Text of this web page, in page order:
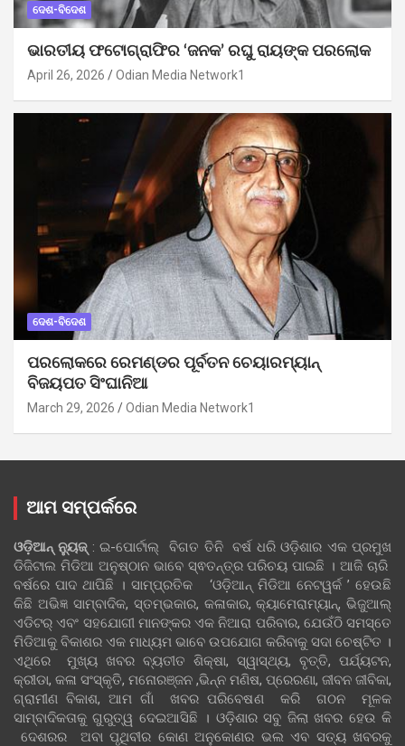
ଦେଶ-ବିଦେଶ
ଭାରତୀୟ ଫଟୋଗ୍ରାଫିର ‘ଜନକ’ ରଘୁ ରାୟଙ୍କ ପରଲୋକ
April 26, 2026 Odian Media Network1
ଦେଶ-ବିଦେଶ
ପରଲୋକରେ ରେମଣ୍ଡର ପୂର୍ବତନ ଚେୟାରମ୍ୟାନ୍
ବିଜୟପତ ସିଂଘାନିଆ
March 29, 2026 Odian Media Network1
ଆମ ସମ୍ପର୍କରେ
ଓଡ଼ିଆନ୍‍ ନ୍ୟୁଜ୍‍: ଇ-ପୋର୍ଟାଲ୍ ବିଗତ ତିନି ବର୍ଷ ଧରି ଓଡ଼ିଶାର ଏକ ପ୍ରମୁଖ
ଡିଜିଟାଲ ମିଡିଆ ଅନୁଷ୍ଠାନ ଭାବେ ସ୍ଵତନ୍ତ୍ର ପରିଚୟ ପାଇଛି । ଆଜି ଚାରି
ବର୍ଷରେ ପାଦ ଥାପିଛି । ସାମ୍ପ୍ରତିକ ‘ଓଡ଼ିଆନ୍‍ ମିଡିଆ ନେଟୱର୍କ ’ ହେଉଛି
କିଛି ଅଭିଜ୍ଞ ସାମ୍ବାଦିକ, ସ୍ତମ୍ଭକାର, କଳାକାର, କ୍ୟାମେରାମ୍ୟାନ୍, ଭିଜୁଆଲ୍
ଏଡିଟର୍ ଏବଂ ସହଯୋଗୀ ମାନଙ୍କର ଏକ ନିଆରା ପରିବାର, ଯେଉଁଠି ସମସ୍ତେ
ମିଡିଆକୁ ବିକାଶର ଏକ ମାଧ୍ୟମ ଭାବେ ଉପଯୋଗ କରିବାକୁ ସଦା ଚେଷ୍ଟିତ ।
ଏଥିରେ ମୁଖ୍ୟ ଖବର ବ୍ୟତୀତ ଶିକ୍ଷା, ସ୍ୱାସ୍ଥ୍ୟ, ବୃତ୍ତି, ପର୍ଯ୍ୟଟନ,
କ୍ରୀଡା, କଳା ସଂସ୍କୃତି, ମନୋରଞ୍ଜନ ,ଭିନ୍ନ ମଣିଷ, ପ୍ରେରଣା, ଜୀବନ ଜୀବିକା,
ଗ୍ରାମୀଣ ବିକାଶ, ଆମ ଗାଁ ଖବର ପରିବେଷଣ କରି ଗଠନ ମୂଳକ
ସାମ୍ବାଦିକତାକୁ ଗୁରୁତ୍ୱ ଦେଇଆସିଛି । ଓଡ଼ିଶାର ସବୁ ଜିଲା ଖବର ହେଉ କି
ଦେଶରର ଅବା ପୃଥିବୀର କୋଣ ଅନୁକୋଣର ଭଲ ଏବ ସତ୍ୟ ଖବରକୁ